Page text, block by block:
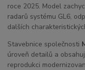
roce 2025. Model
radarů systému GL6,
dalších
Stavebnice společnosti
úroveň detailů a
reprodukci